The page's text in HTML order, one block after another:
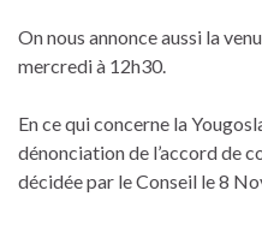
On nous annonce aussi la
mercredi à 12h30.
En ce qui concerne la
dénonciation de l’accord de
décidée par le Conseil le 8